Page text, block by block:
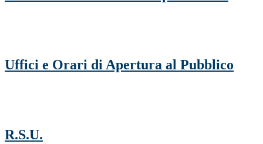
Uffici e Orari di Apertura al Pubblico
R.S.U.